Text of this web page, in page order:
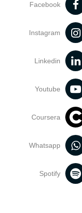
Facebook
Instagram
Linkedin
Youtube
Coursera
Whatsapp
Spotify